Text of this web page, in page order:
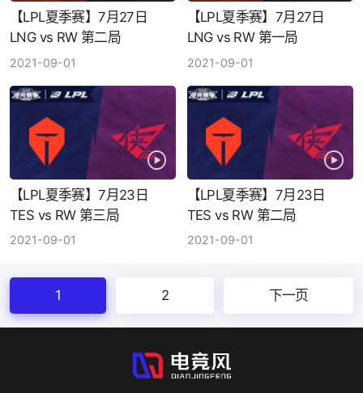
【LPL夏季赛】7月27日
LNG vs RW 第二局
2021-09-01
【LPL夏季赛】7月27日
LNG vs RW 第一局
2021-09-01
【LPL夏季赛】7月23日
TES vs RW 第三局
2021-09-01
【LPL夏季赛】7月23日
TES vs RW 第二局
2021-09-01
1 2 下一页